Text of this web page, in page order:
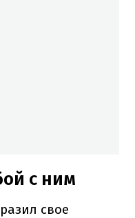
с ним
свое